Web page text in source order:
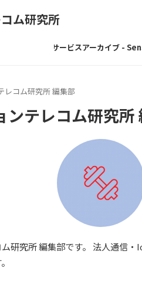
ム研究所
過去のIoTサービスアーカイブ -
レコム研究所 編集部
ンテレコム研究所
研究所 編集部です。 法人通信